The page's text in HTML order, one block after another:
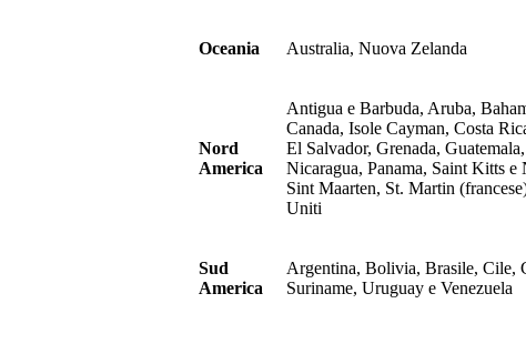
Oceania Australia, Nuova Zelanda
Nord
America
Antigua e Barbuda, Aruba,
Canada, Isole Cayman, Costa
El Salvador, Grenada,
Nicaragua, Panama, Saint Kitts
Sint Maarten, St. Martin
Uniti
Sud
America
Argentina, Bolivia, Brasile, Cile,
Suriname, Uruguay e Venezuela